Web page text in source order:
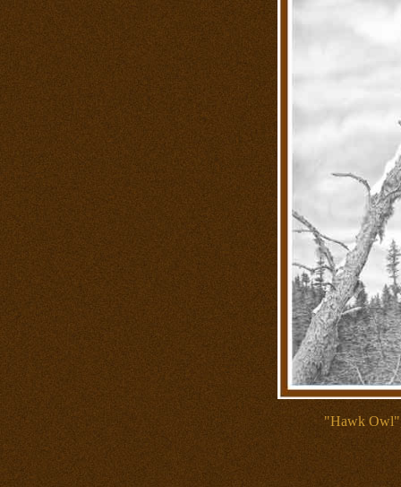
"Hawk